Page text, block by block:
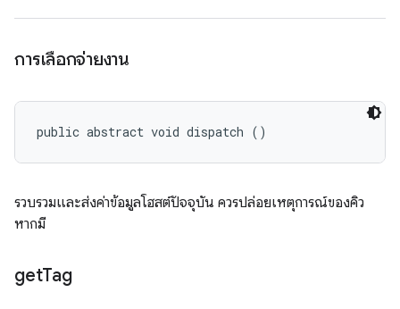
การเลือกจ่ายงาน
public abstract void dispatch ()
รวบรวมและส่งค่าข้อมูลโฮสต์ปัจจุบัน ควรปล่อยเหตุการณ์ของคิว
หากมี
getTag